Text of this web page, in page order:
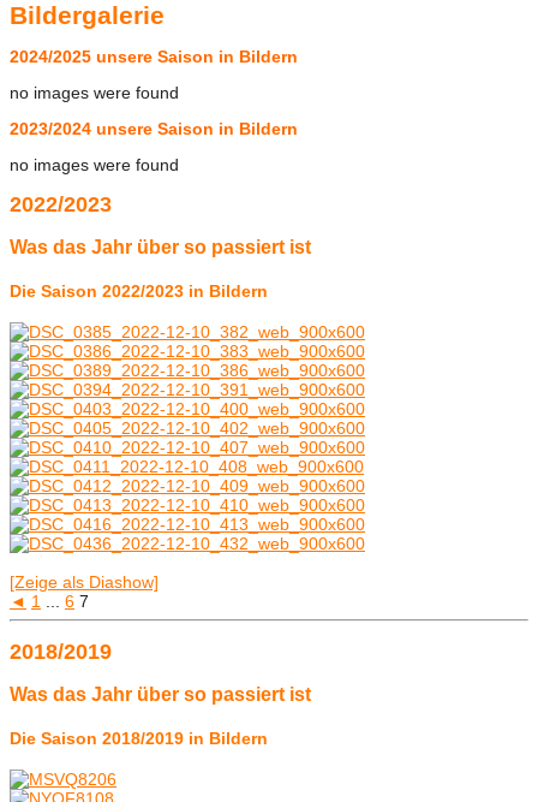
Bildergalerie
2024/2025 unsere Saison in Bildern
no images were found
2023/2024 unsere Saison in Bildern
no images were found
2022/2023
Was das Jahr über so passiert ist
Die Saison 2022/2023 in Bildern
[Zeige als Diashow]
◄ 1 ... 6 7
2018/2019
Was das Jahr über so passiert ist
Die Saison 2018/2019 in Bildern